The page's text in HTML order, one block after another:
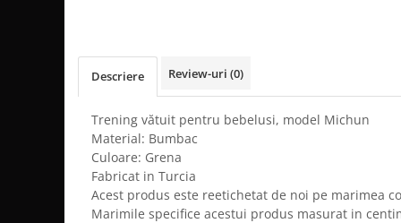
Descriere Review-uri (0)
Trening vătuit pentru bebelusi, model Michun
Material: Bumbac
Culoare: Grena
Fabricat in Turcia
Acest produs este reetichetat de noi pe marimea
Marimile specifice acestui produs masurat in